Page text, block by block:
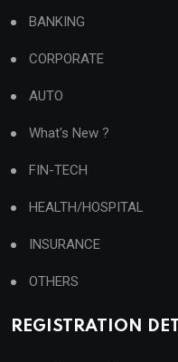
BANKING
CORPORATE
AUTO
What's New ?
FIN-TECH
HEALTH/HOSPITAL
INSURANCE
OTHERS
REGISTRATION